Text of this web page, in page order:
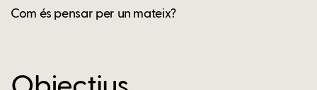
Com és pensar per un mateix?